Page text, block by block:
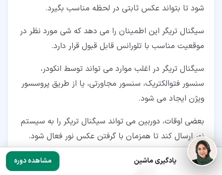
شود تا بتواند عکس ثابتی در لحظه مناسب بگیرد.
سیگنال تریگر این اطمینان را می دهد که شی مورد نظر در
موقعیت مناسب با تلورانس قابل قبول قرار دارد.
سیگنال تریگر در اغلب موارد می تواند توسط انکودر،
سنسور فتوالکتریک، سنسور مجاورتی، یا از طریق پروسسور
ویژن ایجاد می شود.
بعضی اوقات، دوربین می تواند سیگنال تریگر را به سیستم
نور ارسال کند تا همزمان با گرفتن عکس نور فعال شود.
یادگیری ماشین مشاهده دوره